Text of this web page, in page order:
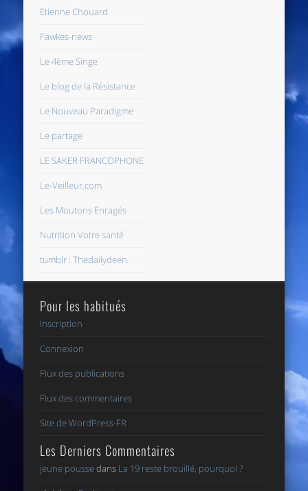
Etienne Chouard
Fawkes-news
Le 4ème Singe
Le blog de la Résistance
Le Nouveau Paradigme
Le partage
LE SAKER FRANCOPHONE
Le-Veilleur.com
Les Moutons Enragés
Nutrition Votre santé
tumblr : Thedailydeen
Pour les habitués
Inscription
Connexion
Flux des publications
Flux des commentaires
Site de WordPress-FR
Les Derniers Commentaires
jeune poussedans La 19 reste brouillé, pourquoi ?